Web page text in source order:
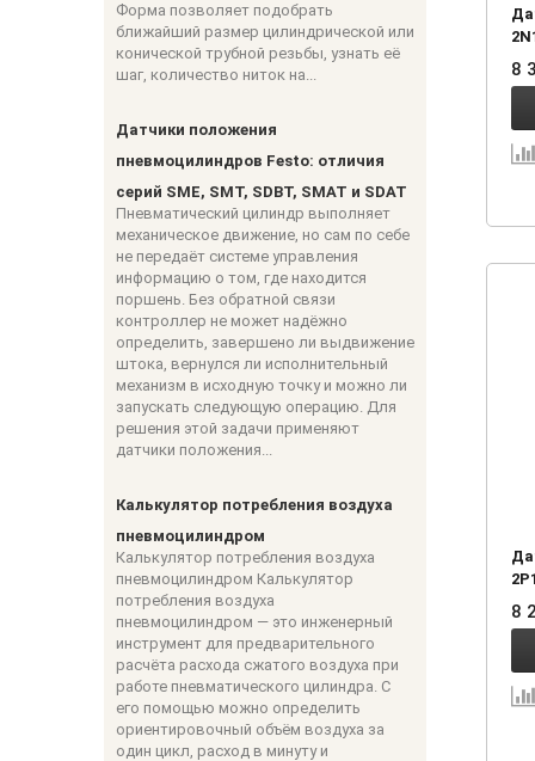
Форма позволяет подобрать
ближайший размер цилиндрической или
конической трубной резьбы, узнать её
шаг, количество ниток на...
Датчики положения
пневмоцилиндров Festo: отличия
серий SME, SMT, SDBT, SMAT и SDAT
Пневматический цилиндр выполняет
механическое движение, но сам по себе
не передаёт системе управления
информацию о том, где находится
поршень. Без обратной связи
контроллер не может надёжно
определить, завершено ли выдвижение
штока, вернулся ли исполнительный
механизм в исходную точку и можно ли
запускать следующую операцию. Для
решения этой задачи применяют
датчики положения...
Калькулятор потребления воздуха
пневмоцилиндром
Калькулятор потребления воздуха
пневмоцилиндром Калькулятор
потребления воздуха
пневмоцилиндром — это инженерный
инструмент для предварительного
расчёта расхода сжатого воздуха при
работе пневматического цилиндра. С
его помощью можно определить
ориентировочный объём воздуха за
один цикл, расход в минуту и
8
8